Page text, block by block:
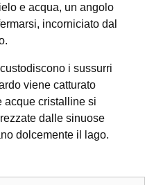
e acqua, un angolo
incorniciato dal
i sussurri
viene catturato
acque cristalline si
dalle sinuose
dolcemente il lago.